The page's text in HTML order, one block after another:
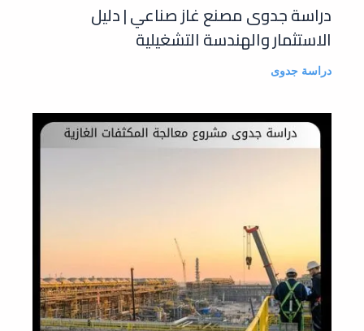
دراسة جدوى مصنع غاز صناعي | دليل
الاستثمار والهندسة التشغيلية
دراسة جدوى